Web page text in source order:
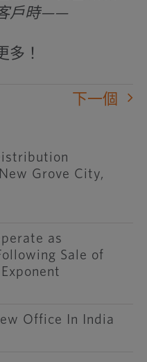
戶時——
多！
下一個
Grove City,
as
Sale of
Office In India